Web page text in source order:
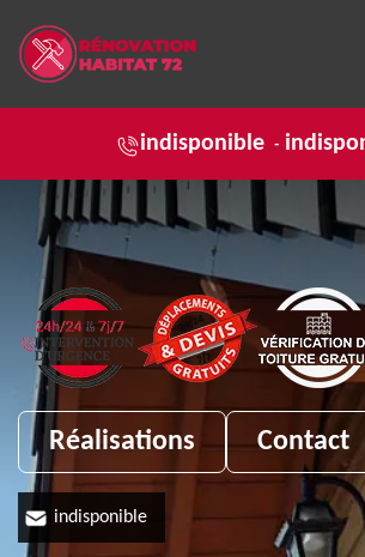
indisponible -
Réalisations Contact
indisponible